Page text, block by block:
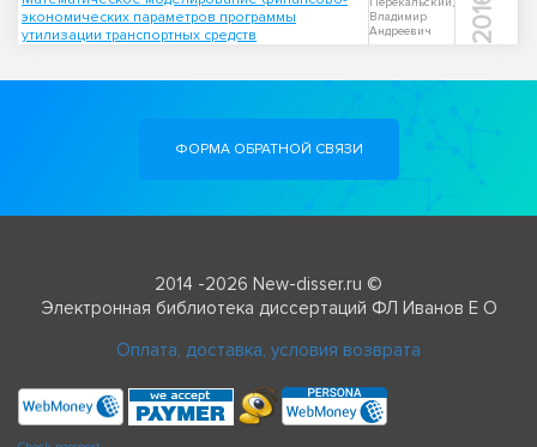
экономических параметров программы
утилизации транспортных средств
Перекальский,
Владимир
Андреевич
2016
ФОРМА ОБРАТНОЙ СВЯЗИ
2014 -2026 New-disser.ru ©
Электронная библиотека диссертаций ФЛ Иванов Е О
Оплата, доставка, условия возврата